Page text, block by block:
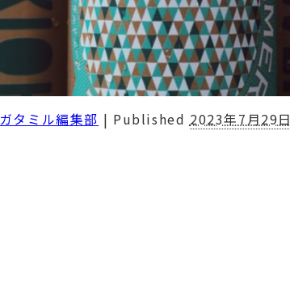
ガタミル編集部 | Published 2023年7月29日